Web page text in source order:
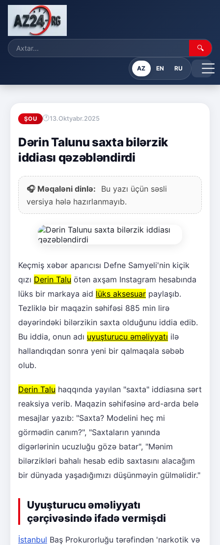
🔍
AZ EN RU
ŞOU 13.Oktyabr.2025
Dərin Talunu saxta bilərzik
iddiası qəzəbləndirdi
🎧 Məqaləni dinlə:
Bu yazı üçün səsli
versiya hələ hazırlanmayıb.
Keçmiş xəbər aparıcısı Defne Samyeli'nin kiçik
qızı Derin Talu ötən axşam Instagram hesabında
lüks bir markaya aid lüks aksesuar paylaşıb.
Tezliklə bir maqazin səhifəsi 885 min lirə
dəyərindəki bilərzikin saxta olduğunu iddia edib.
Bu iddia, onun adı uyuşturucu əməliyyatı ilə
hallandıqdan sonra yeni bir qalmaqala səbəb
olub.
Derin Talu haqqında yayılan "saxta" iddiasına sərt
reaksiya verib. Maqazin səhifəsinə ard-arda belə
mesajlar yazıb: "Saxta? Modelini heç mi
görmədin canım?", "Saxtaların yanında
digərlərinin ucuzluğu gözə batar", "Mənim
bilərzikləri bahalı hesab edib saxtasını alacağım
bir dünyada yaşadığımızı düşünməyin gülməlidir."
Uyuşturucu əməliyyatı
çərçivəsində ifadə vermişdi
İstanbul Baş Prokurorluğu tərəfindən 'narkotik və